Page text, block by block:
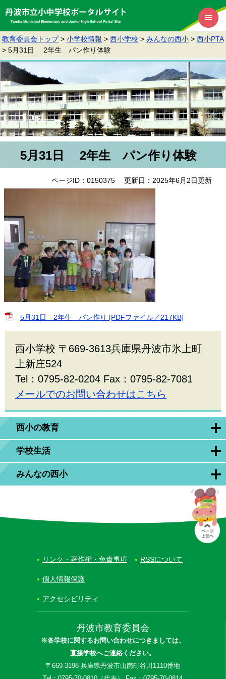
教育委員会トップ > 小学校情報 > 西小学校 > みんなの西小 > 西小PTA
> 5月31日 2年生 パン作り体験
西小の教育
学校生活
みんなの西小
5月31日 2年生 パン作り体験
ページID：0150375 更新日：2025年6月2日更新
5月31日 2年生 パン作り [PDFファイル／217KB]
西小学校 〒669-3613兵庫県丹波市氷上町
上新庄524
Tel：0795-82-0204 Fax：0795-82-7081
メールでのお問い合わせはこちら
丹波市教育委員会
※各学校に関するお問い合わせにつきましては、
直接学校へご連絡ください。
〒669-3198 兵庫県丹波市山南町谷川1110番地
リンク・著作権・免責事項 RSSについて
個人情報保護
アクセシビリティ